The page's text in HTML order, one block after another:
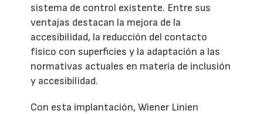
sistema de control existente. Entre sus
ventajas destacan la mejora de la
accesibilidad, la reducción del contacto
físico con superficies y la adaptación a las
normativas actuales en materia de inclusión
y accesibilidad.
Con esta implantación, Wiener Linien